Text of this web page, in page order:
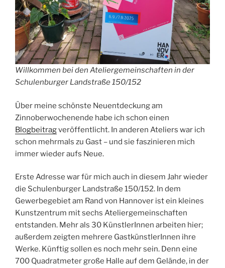
Willkommen bei den Ateliergemeinschaften in der
Schulenburger Landstraße 150/152
Über meine schönste Neuentdeckung am
Zinnoberwochenende habe ich schon einen
Blogbeitragveröffentlicht. In anderen Ateliers war ich
schon mehrmals zu Gast – und sie faszinieren mich
immer wieder aufs Neue.
Erste Adresse war für mich auch in diesem Jahr wieder
die Schulenburger Landstraße 150/152. In dem
Gewerbegebiet am Rand von Hannover ist ein kleines
Kunstzentrum mit sechs Ateliergemeinschaften
entstanden. Mehr als 30 KünstlerInnen arbeiten hier;
außerdem zeigten mehrere GastkünstlerInnen ihre
Werke. Künftig sollen es noch mehr sein. Denn eine
700 Quadratmeter große Halle auf dem Gelände, in der